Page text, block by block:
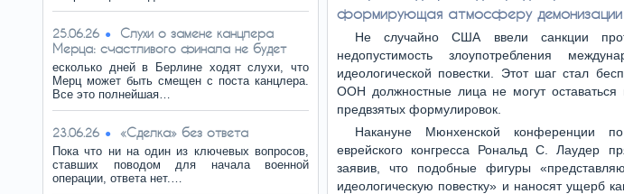
25.06.26
Слухи о замене канцлера
Мерца: счастливого финала не будет
есколько дней в Берлине ходят слухи, что
Мерц может быть смещен с поста канцлера.
Все это полнейшая…
23.06.26 «Сделка» без ответа
Пока что ни на один из ключевых вопросов,
ставших поводом для начала военной
операции, ответа нет.…
формирующая атмосферу демонизации
Не случайно США ввели санкции
недопустимость злоупотребления
идеологической повестки. Этот шаг стал
ООН должностные лица не могут оставаться
предвзятых формулировок.
Накануне Мюнхенской конференции
еврейского конгресса Рональд С. Лаудер
заявив, что подобные фигуры
идеологическую повестку» и наносят ущерб